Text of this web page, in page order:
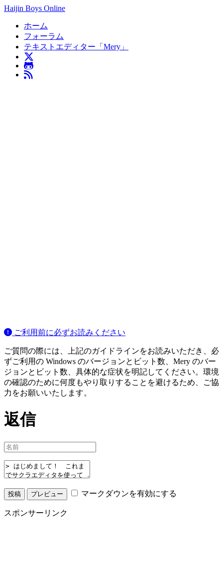
Haijin Boys Online
ホーム
フォーラム
テキストエディター「Mery」
ご利用前に必ずお読みください
ご質問の際には、上記のガイドラインをお読みいただき、必
ずご利用の Windows のバージョンとビット数、Mery のバー
ジョンとビット数、具体的な症状を明記してください。環境
の確認のために何度もやり取りすることを避けるため、ご協
力をお願いいたします。
返信
マークダウンを有効にする
スポンサーリンク